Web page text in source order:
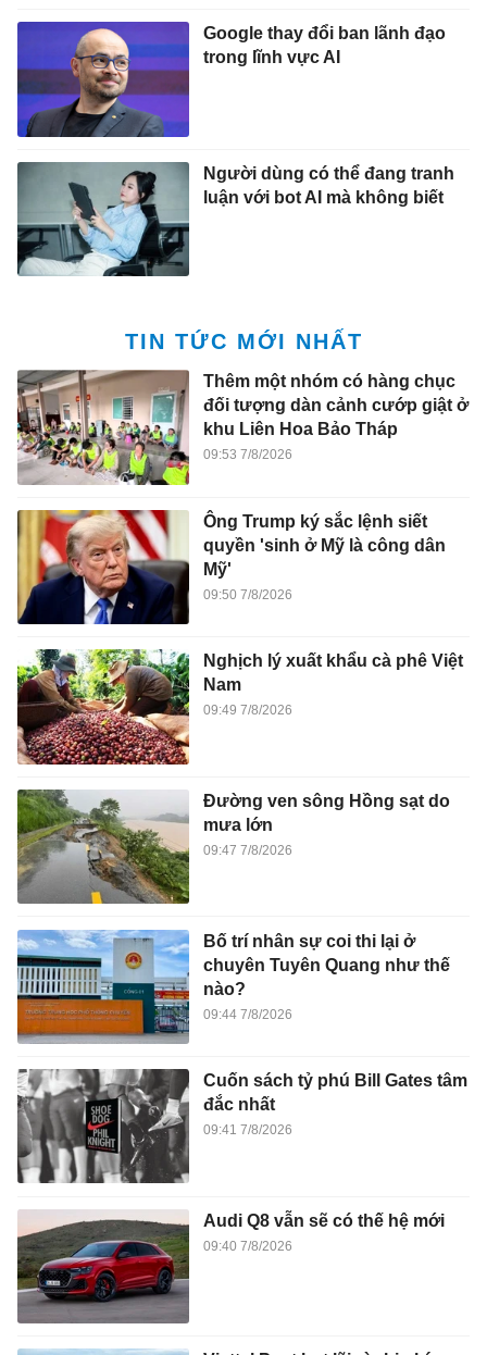
Google thay đổi ban lãnh đạo
trong lĩnh vực AI
Người dùng có thể đang tranh
luận với bot AI mà không biết
TIN TỨC MỚI NHẤT
Thêm một nhóm có hàng chục
đối tượng dàn cảnh cướp giật ở
khu Liên Hoa Bảo Tháp
09:53 7/8/2026
Ông Trump ký sắc lệnh siết
quyền 'sinh ở Mỹ là công dân
Mỹ'
09:50 7/8/2026
Nghịch lý xuất khẩu cà phê Việt
Nam
09:49 7/8/2026
Đường ven sông Hồng sạt do
mưa lớn
09:47 7/8/2026
Bố trí nhân sự coi thi lại ở
chuyên Tuyên Quang như thế
nào?
09:44 7/8/2026
Cuốn sách tỷ phú Bill Gates tâm
đắc nhất
09:41 7/8/2026
Audi Q8 vẫn sẽ có thế hệ mới
09:40 7/8/2026